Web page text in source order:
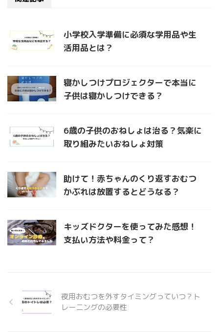
小学校入学準備に必須な学用品や生
活用品とは？
寝かしつけプロジェクターで本当に
子供は寝かしつけできる？
6歳の子供のおねしょは治る？気楽に
取り組みたいおねしょ対策
助けて！赤ちゃんのくり返すおむつ
かぶれは放置するとどうなる？
キッズドクターを使ってみた感想！
支払い方法や料金って？
夜用おむつを外すタイミングっていつ？ト
レーニングの必要性